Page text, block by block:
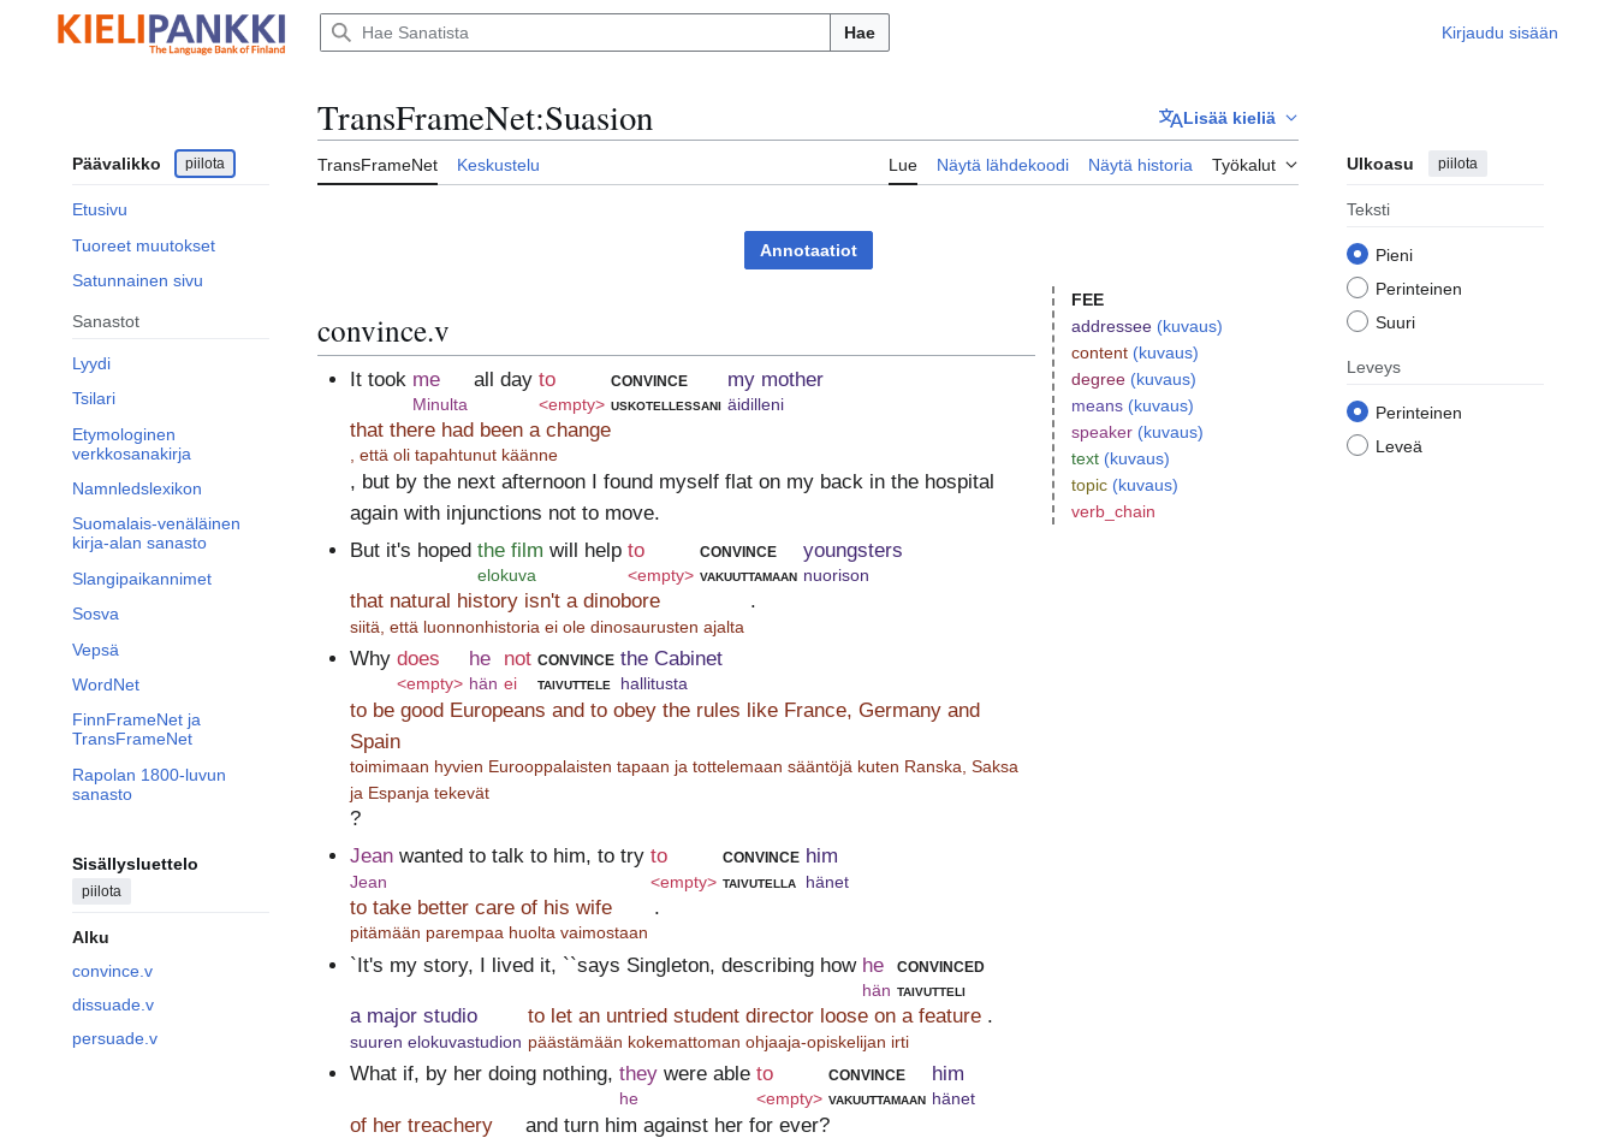
sisältöön
Hae Kirjaudu sisään
Päävalikko piilota
Etusivu
Tuoreet muutokset
Satunnainen sivu
Sanastot
Lyydi
Tsilari
Etymologinen
verkkosanakirja
Namnledslexikon
Suomalais-venäläinen
kirja-alan sanasto
Slangipaikannimet
Sosva
Vepsä
WordNet
FinnFrameNet ja
TransFrameNet
Rapolan 1800-luvun
sanasto
Sisällysluettelo
piilota
Alku
convince.v
dissuade.v
persuade.v
TransFrameNet:Suasion Lisää kieliä
TransFrameNet Keskustelu Lue Näytä lähdekoodi Näytä historia Työkalut Ulkoasu piilota
Teksti
Pieni
Perinteinen
Suuri
Leveys
Perinteinen
Leveä
Annotaatiot
convince.v
It took me
Minulta
all day to
<empty>
convince
uskotellessani
my mother
äidilleni
that there had been a change
, että oli tapahtunut käänne
, but by the next afternoon I found myself flat on my back in the hospital
again with injunctions not to move.
But it's hoped the film
elokuva
will help to
<empty>
convince
vakuuttamaan
youngsters
nuorison
that natural history isn't a dinobore
siitä, että luonnonhistoria ei ole dinosaurusten ajalta
.
Why does
<empty>
he
hän
not
ei
convince
taivuttele
the Cabinet
hallitusta
to be good Europeans and to obey the rules like France, Germany and
Spain
toimimaan hyvien Eurooppalaisten tapaan ja tottelemaan sääntöjä kuten Ranska, Saksa
ja Espanja tekevät
?
Jean
Jean
wanted to talk to him, to try to
<empty>
convince
taivutella
him
hänet
to take better care of his wife
pitämään parempaa huolta vaimostaan
.
`It's my story, I lived it, ``says Singleton, describing how he
hän
convinced
taivutteli
a major studio
suuren elokuvastudion
to let an untried student director loose on a feature
päästämään kokemattoman ohjaaja-opiskelijan irti
.
What if, by her doing nothing, they
he
were able to
<empty>
convince
vakuuttamaan
him
hänet
of her treachery and turn him against her for ever?
FEE
addressee (kuvaus)
content (kuvaus)
degree (kuvaus)
means (kuvaus)
speaker (kuvaus)
text (kuvaus)
topic (kuvaus)
verb_chain